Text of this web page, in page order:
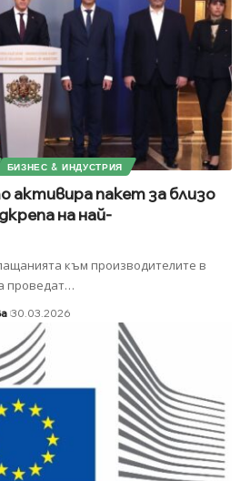
БИЗНЕС & ИНДУСТРИЯ
пакет за близо
на най-
към производителите в
проведат…
30.03.2026